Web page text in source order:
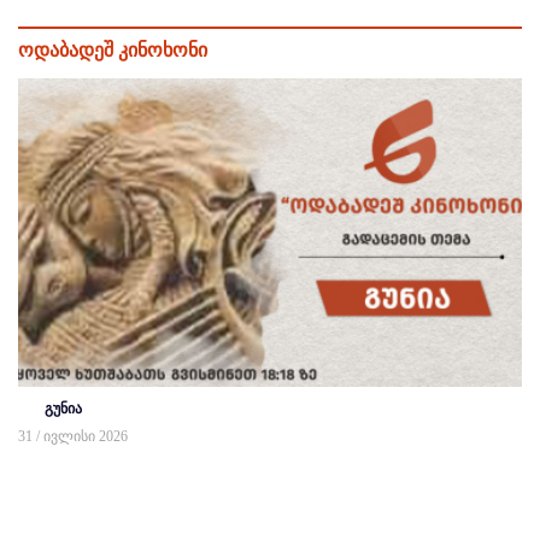
ოდაბადეშ კინოხონი
გუნია
31 / ივლისი 2026